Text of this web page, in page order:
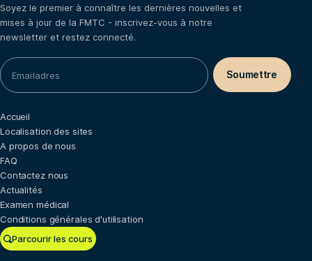
Soyez le premier à connaître les dernières nouvelles et
mises à jour de la FMTC - inscrivez-vous à notre
newsletter et restez connecté.
Parcourir les cours
Accueil
Localisation des sites
A propos de nous
FAQ
Contactez nous
Actualités
Examen médical
Conditions générales d'utilisation